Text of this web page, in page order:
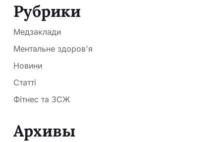
Рубрики
Медзаклади
Ментальне здоров'я
Новини
Статті
Фітнес та ЗСЖ
Архивы